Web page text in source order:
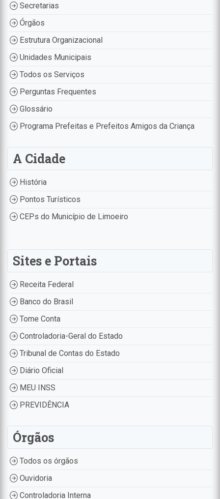
Secretarias
Órgãos
Estrutura Organizacional
Unidades Municipais
Todos os Serviços
Perguntas Frequentes
Glossário
Programa Prefeitas e Prefeitos Amigos da Criança
A Cidade
História
Pontos Turísticos
CEPs do Município de Limoeiro
Sites e Portais
Receita Federal
Banco do Brasil
Tome Conta
Controladoria-Geral do Estado
Tribunal de Contas do Estado
Diário Oficial
MEU INSS
PREVIDÊNCIA
Órgãos
Todos os órgãos
Ouvidoria
Controladoria Interna